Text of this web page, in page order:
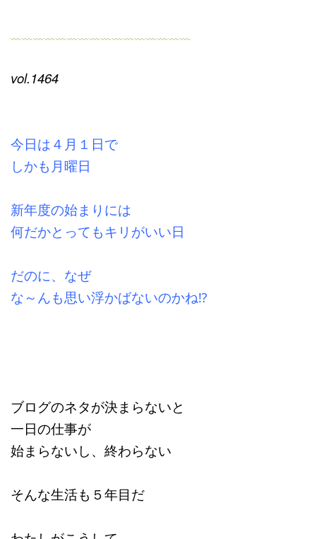
﹏﹏﹏﹏﹏﹏﹏﹏﹏﹏﹏﹏﹏﹏﹏﹏
vol.1464
今日は４月１日で
しかも月曜日
新年度の始まりには
何だかとってもキリがいい日
だのに、なぜ
な～んも思い浮かばないのかね⁉
ブログのネタが決まらないと
一日の仕事が
始まらないし、終わらない
そんな生活も５年目だ